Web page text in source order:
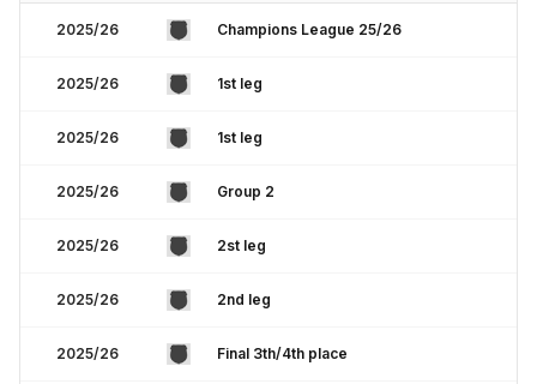
2025/26 Champions League 25/26
2025/26 1st leg
2025/26 1st leg
2025/26 Group 2
2025/26 2st leg
2025/26 2nd leg
2025/26 Final 3th/4th place